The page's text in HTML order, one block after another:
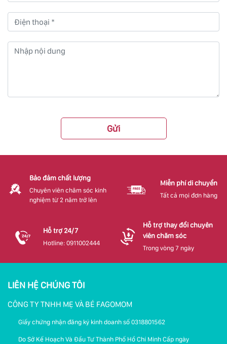
Gửi
Bảo đảm chất lượng
Chuyên viên chăm sóc kinh
nghiệm từ 2 năm trở lên
Miễn phí di chuyển
Tất cả mọi đơn hàng
Hỗ trợ 24/7
Hotline: 0911002444
Hỗ trợ thay đổi chuyên
viên chăm sóc
Trong vòng 7 ngày
LIÊN HỆ CHÚNG TÔI
CÔNG TY TNHH MẸ VÀ BÉ FAGOMOM
Giấy chứng nhận đăng ký kinh doanh số 0318801562
Do Sở Kế Hoạch Và Đầu Tư Thành Phố Hồ Chí Minh Cấp ngày